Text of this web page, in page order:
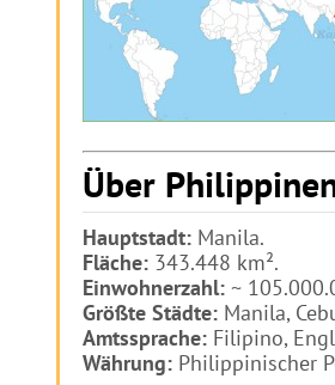
Über
Hauptstadt: Manila.
Fläche: 343.448 km².
Einwohnerzahl: ~
Größte Städte: Manila,
Amtssprache: Filipino,
Währung: Philippinischer